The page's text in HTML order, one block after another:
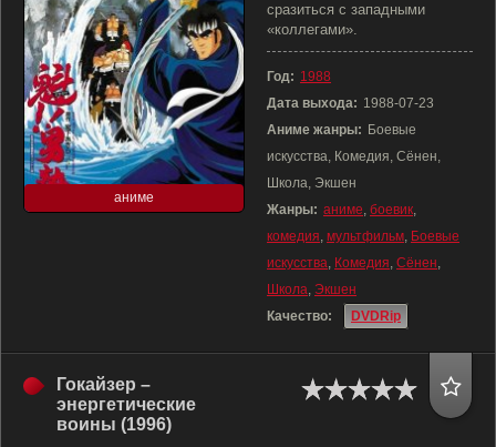
аниме
сразиться с западными
«коллегами».
Год: 1988
Дата выхода: 1988-07-23
Аниме жанры: Боевые
искусства, Комедия, Сёнен,
Школа, Экшен
Жанры: аниме, боевик,
комедия, мультфильм, Боевые
искусства, Комедия, Сёнен,
Школа, Экшен
Качество:
DVDRip
Гокайзер –
энергетические
воины (1996)